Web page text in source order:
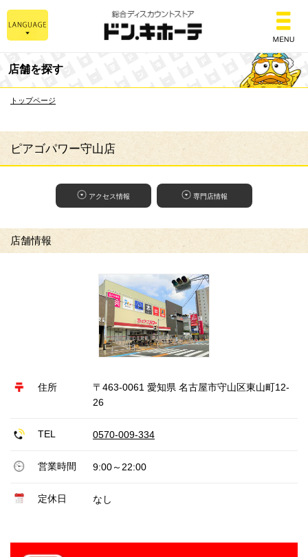
総合ディスカウント
店舗を探す
トップページ
ピアゴパワー守山店
アクセス情報 専門店情報
店舗情報
住所
〒463-0061 愛知県 名古屋市守山区東山町12-
26
TEL 0570-009-334
営業時間 9:00～22:00
定休日 なし